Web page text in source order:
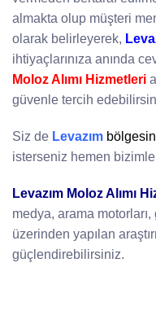
almakta olup müşteri
olarak belirleyerek,
ihtiyaçlarınıza anında
Moloz Alımı Hizmetleri
güvenle tercih
Siz de Levazım
isterseniz hemen bizimle
Levazım Moloz Alımı
medya, arama
üzerinden yapılan
güçlendirebilirsiniz.